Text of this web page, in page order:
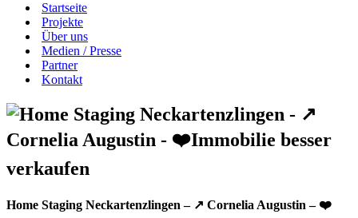
Startseite
Projekte
Über uns
Medien / Presse
Partner
Kontakt
Home Staging Neckartenzlingen – ↗️ Cornelia Augustin – ❤️